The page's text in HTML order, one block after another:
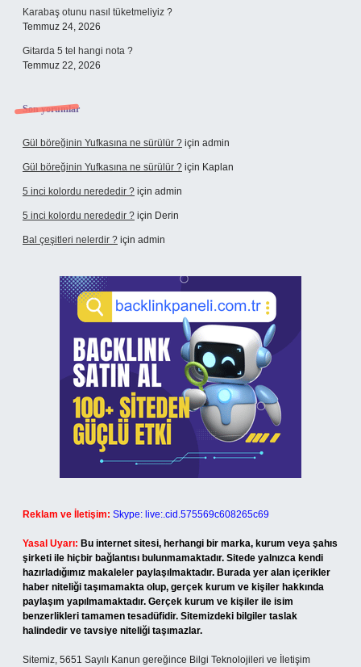
Karabaş otunu nasıl tüketmeliyiz ?
Temmuz 24, 2026
Gitarda 5 tel hangi nota ?
Temmuz 22, 2026
Son yorumlar
Gül böreğinin Yufkasına ne sürülür ? için admin
Gül böreğinin Yufkasına ne sürülür ? için Kaplan
5 inci kolordu nerededir ? için admin
5 inci kolordu nerededir ? için Derin
Bal çeşitleri nelerdir ? için admin
Reklam ve İletişim: Skype: live:.cid.575569c608265c69
Yasal Uyarı: Bu internet sitesi, herhangi bir marka, kurum veya şahıs
şirketi ile hiçbir bağlantısı bulunmamaktadır. Sitede yalnızca kendi
hazırladığımız makaleler paylaşılmaktadır. Burada yer alan içerikler
haber niteliği taşımamakta olup, gerçek kurum ve kişiler hakkında
paylaşım yapılmamaktadır. Gerçek kurum ve kişiler ile isim
benzerlikleri tamamen tesadüfidir. Sitemizdeki bilgiler taslak
halindedir ve tavsiye niteliği taşımazlar.
Sitemiz, 5651 Sayılı Kanun gereğince Bilgi Teknolojileri ve İletişim